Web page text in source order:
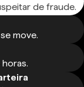
de fraude.
move.